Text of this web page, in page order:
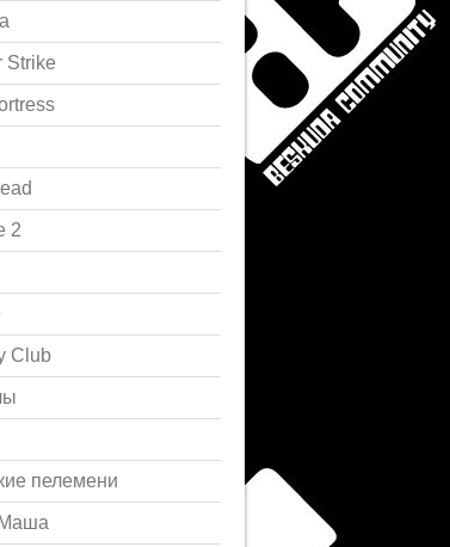
Strike
2
Club
пелемени